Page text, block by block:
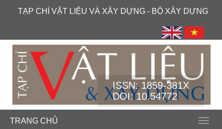
##plugins.themes.academic_free.accessible_menu.label##
##plugins.themes.academic_free.accessible_menu.sidebar##
TẠP CHÍ VẬT LIỆU VÀ XÂY DỰNG - BỘ XÂY DỰNG
ISSN:1859-381X
DOI: 10.54772
TRANG CHỦ